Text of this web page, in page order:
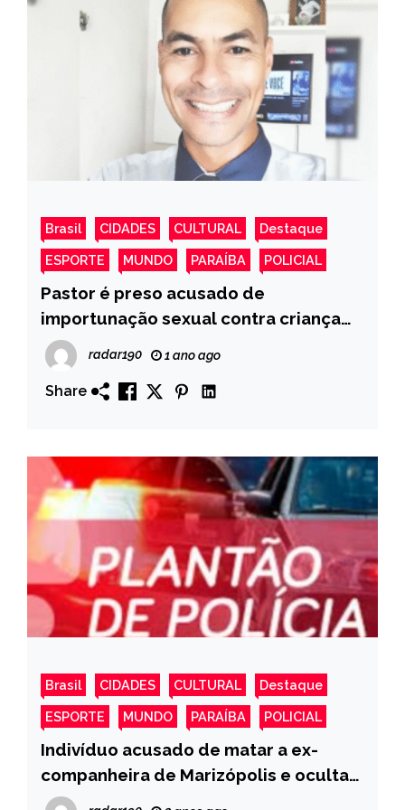
Brasil CIDADES CULTURAL Destaque
ESPORTE MUNDO PARAÍBA POLICIAL
Pastor é preso acusado de
importunação sexual contra criança
de 5 anos em Sousa
radar190 1 ano ago
Share
Brasil CIDADES CULTURAL Destaque
ESPORTE MUNDO PARAÍBA POLICIAL
Indivíduo acusado de matar a ex-
companheira de Marizópolis e ocultar
o seu cadáver, é preso em ação do